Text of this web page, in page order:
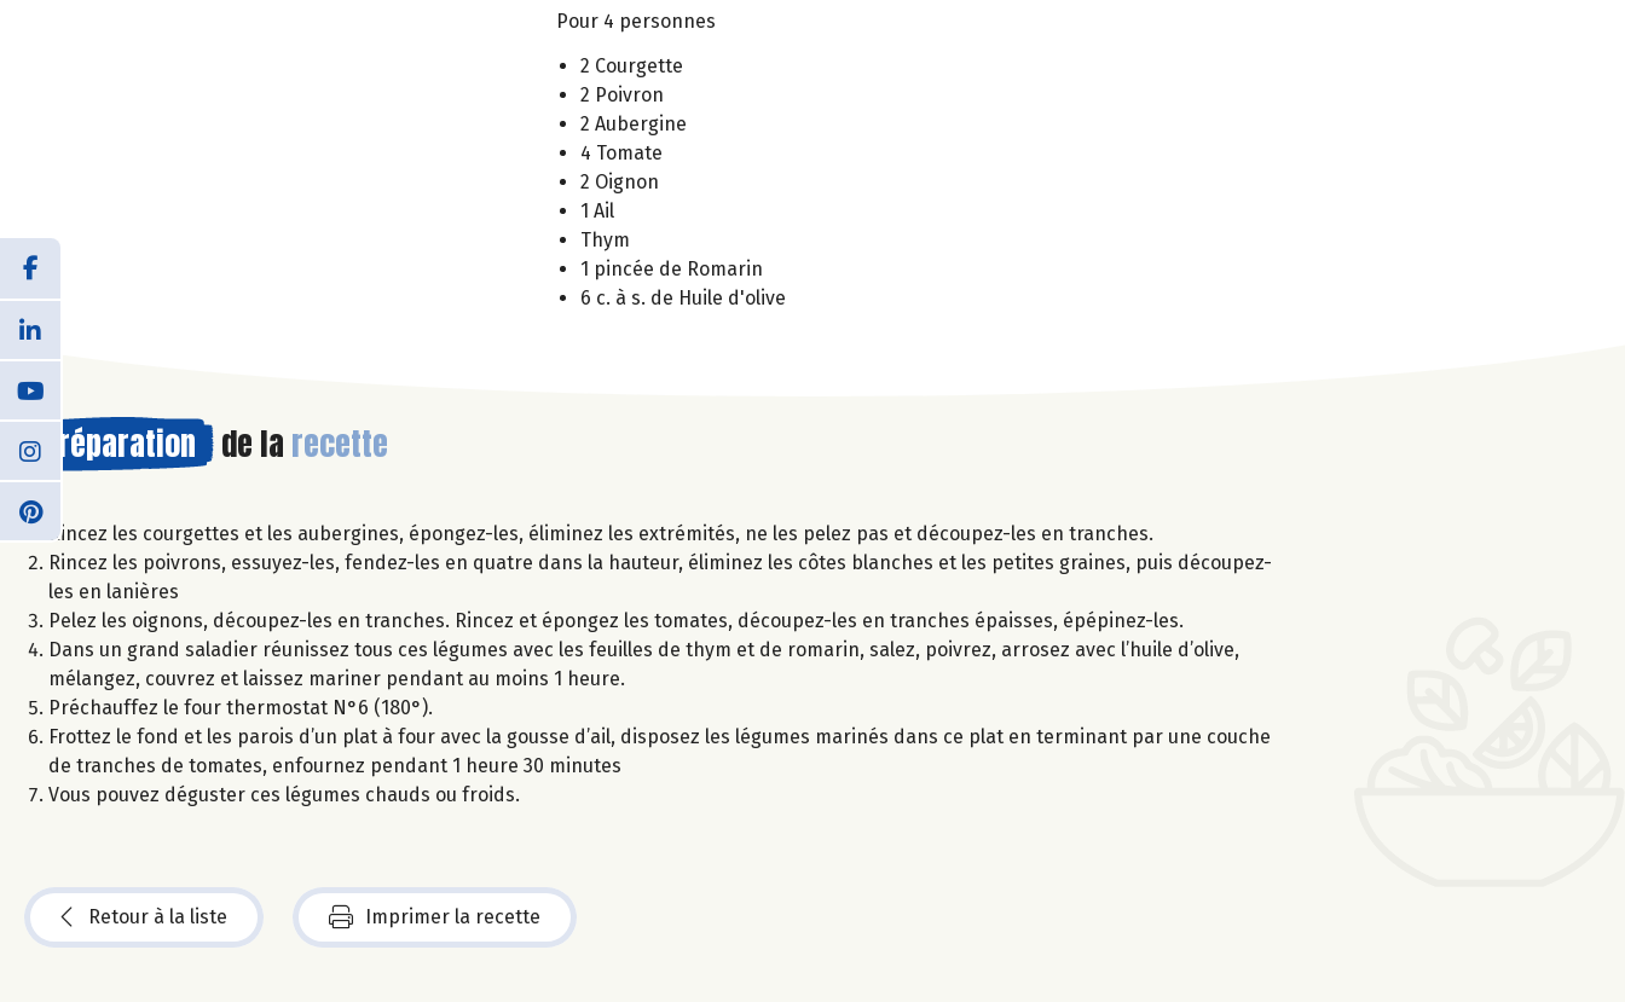
Pour 4 personnes
2 Courgette
2 Poivron
2 Aubergine
4 Tomate
2 Oignon
1 Ail
Thym
1 pincée de Romarin
6 c. à s. de Huile d'olive
Préparation de la recette
Rincez les courgettes et les aubergines, épongez-les, éliminez les extrémités, ne les pelez pas et découpez-les en tranches.
Rincez les poivrons, essuyez-les, fendez-les en quatre dans la hauteur, éliminez les côtes blanches et les petites graines, puis découpez-
les en lanières
Pelez les oignons, découpez-les en tranches. Rincez et épongez les tomates, découpez-les en tranches épaisses, épépinez-les.
Dans un grand saladier réunissez tous ces légumes avec les feuilles de thym et de romarin, salez, poivrez, arrosez avec l’huile d’olive,
mélangez, couvrez et laissez mariner pendant au moins 1 heure.
Préchauffez le four thermostat N°6 (180°).
Frottez le fond et les parois d’un plat à four avec la gousse d’ail, disposez les légumes marinés dans ce plat en terminant par une couche
de tranches de tomates, enfournez pendant 1 heure 30 minutes
Vous pouvez déguster ces légumes chauds ou froids.
Retour à la liste Imprimer la recette